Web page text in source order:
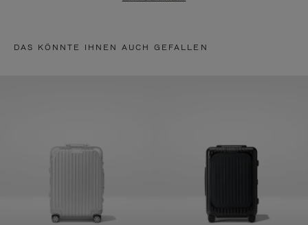
DAS KÖNNTE IHNEN AUCH GEFALLEN